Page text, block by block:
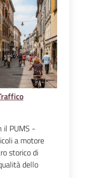
il PUMS -
a motore
storico di
dello